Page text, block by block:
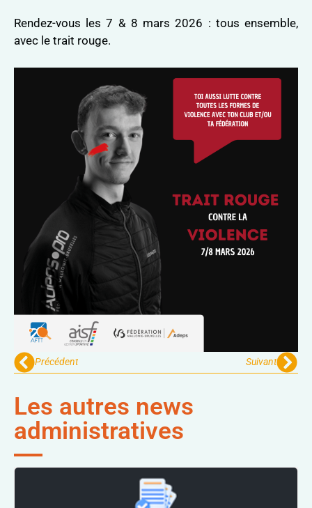
Rendez-vous les 7 & 8 mars 2026 : tous ensemble,
avec le trait rouge.
Précédent Suivant
Les autres news
administratives